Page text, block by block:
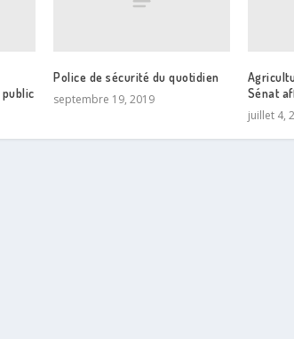
Police de sécurité du quotidien
septembre 19, 2019
Sénat
juillet 4,